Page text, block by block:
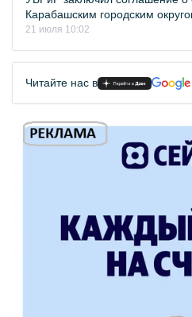
Карабашским городским
21 июля 10:02
Читайте нас в